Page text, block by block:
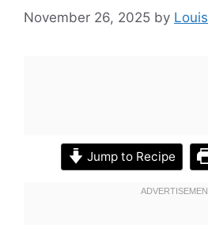
November 26, 2025 by
Jump to Recipe